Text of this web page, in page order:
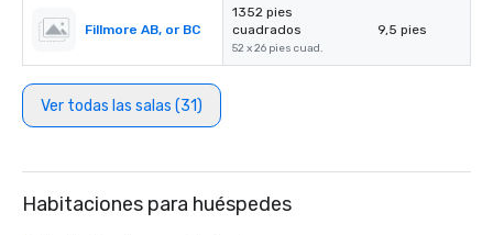
Fillmore AB, or BC
1352 pies
cuadrados
52 x 26 pies cuad.
9,5 pies
Ver todas las salas (31)
Habitaciones para huéspedes